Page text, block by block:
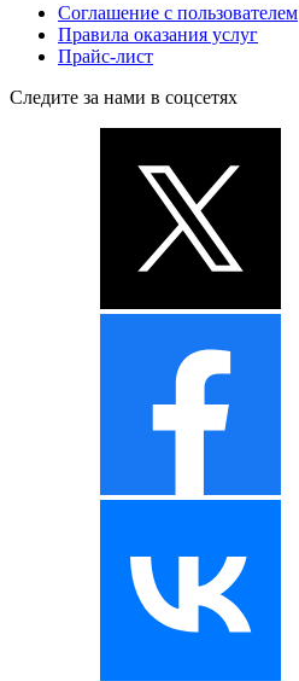
Соглашение с пользователем
Правила оказания услуг
Прайс-лист
Следите за нами в соцсетях